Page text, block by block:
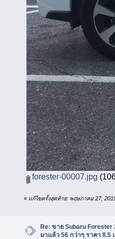
forester-00007.jpg
« แก้ไขครั้งสุดท้าย: พฤษภาคม 27,
Re: ขาย Subaru Forester
มาแล้ว 56 กว่าๆ ราคา 8.5